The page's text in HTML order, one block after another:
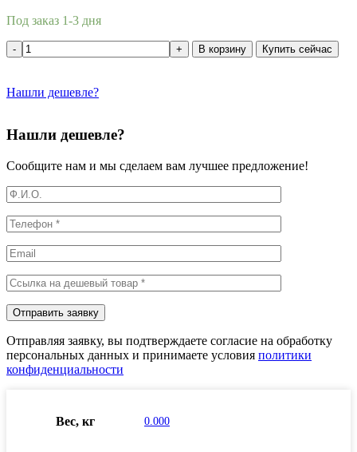
Под заказ 1-3 дня
В корзину Купить сейчас
Нашли дешевле?
Нашли дешевле?
Сообщите нам и мы сделаем вам лучшее предложение!
Отправляя заявку, вы подтверждаете согласие на обработку
персональных данных и принимаете условия политики
конфиденциальности
Вес, кг 0.000